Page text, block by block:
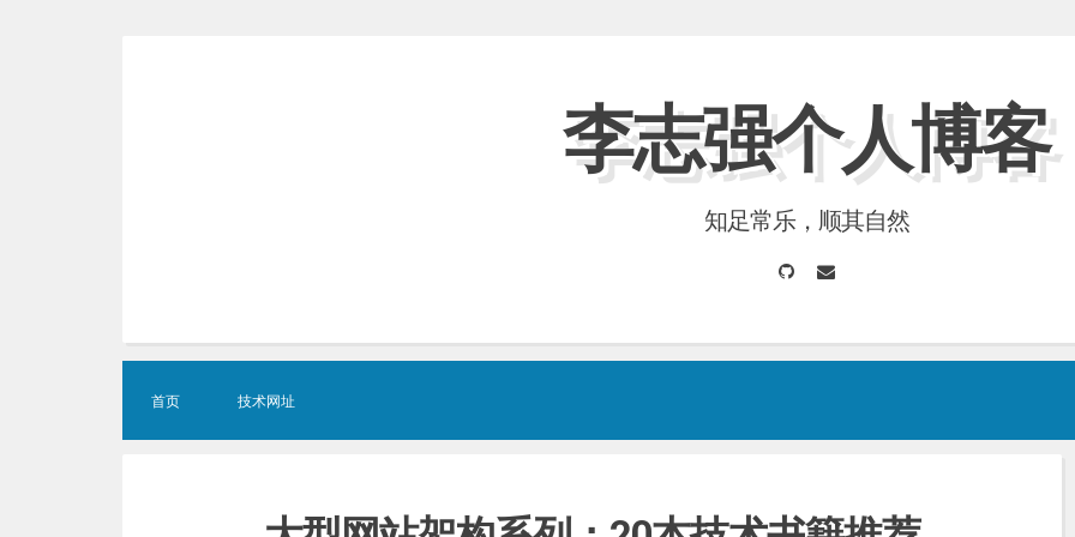
李志强个人博客
知足常乐，顺其自然
GitHubEmail
首页 技术网址